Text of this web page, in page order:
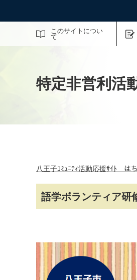
このサイトについ
て
サイト内検索
特定非営利活
八王子ｺﾐｭﾆﾃｨ活動応援ｻｲﾄ は
語学ボランティア研